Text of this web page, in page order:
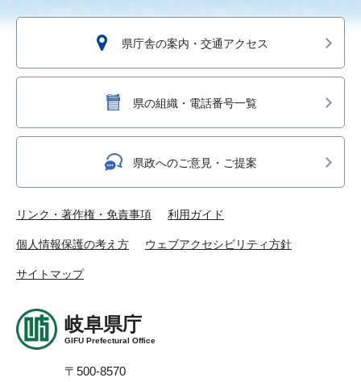
県庁舎の案内・交通アクセス
県の組織・電話番号一覧
県政へのご意見・ご提案
リンク・著作権・免責事項 利用ガイド
個人情報保護の考え方 ウェブアクセシビリティ方針
サイトマップ
岐阜県庁
GIFU Prefectural Office
〒500-8570